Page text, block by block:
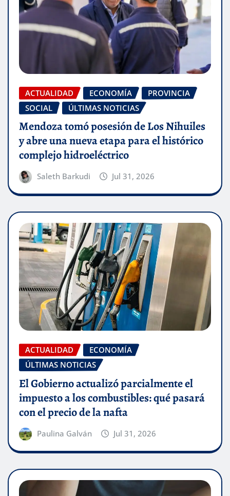
ACTUALIDAD ECONOMÍA
PROVINCIA
SOCIAL
ÚLTIMAS NOTICIAS
Mendoza tomó posesión de Los Nihuiles
y abre una nueva etapa para el histórico
complejo hidroeléctrico
Saleth Barkudi Jul 31, 2026
ACTUALIDAD
ECONOMÍA
ÚLTIMAS NOTICIAS
El Gobierno actualizó parcialmente el
impuesto a los combustibles: qué pasará
con el precio de la nafta
Paulina Galván Jul 31, 2026